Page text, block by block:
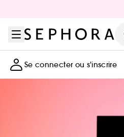
Se connecter ou s'inscrire